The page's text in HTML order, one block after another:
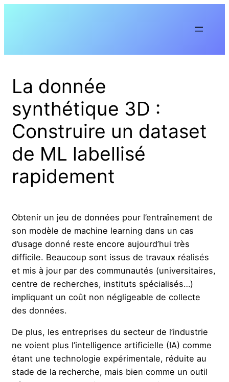
La donnée
synthétique 3D :
Construire un dataset
de ML labellisé
rapidement
Obtenir un jeu de données pour l’entraînement de
son modèle de machine learning dans un cas
d’usage donné reste encore aujourd’hui très
difficile. Beaucoup sont issus de travaux réalisés
et mis à jour par des communautés (universitaires,
centre de recherches, instituts spécialisés…)
impliquant un coût non négligeable de collecte
des données.
De plus, les entreprises du secteur de l’industrie
ne voient plus l’intelligence artificielle (IA) comme
étant une technologie expérimentale, réduite au
stade de la recherche, mais bien comme un outil